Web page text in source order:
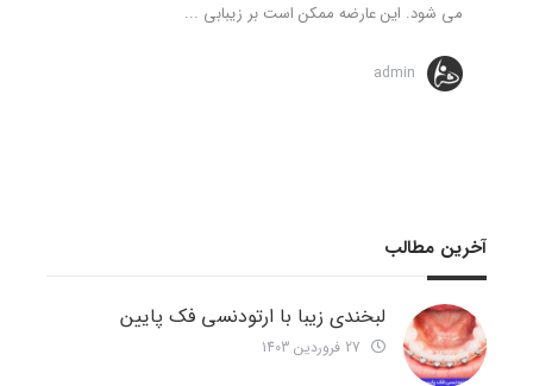
می شود. این عارضه ممکن است بر زیبابی ...
admin
آخرین مطالب
لبخندی زیبا با ارتودنسی فک پایین